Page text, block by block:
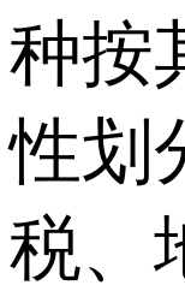
种按
性划
税、